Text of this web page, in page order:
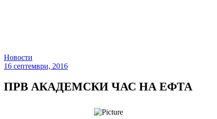
Новости
16 септември, 2016
ПРВ АКАДЕМСКИ ЧАС НА ЕФТА